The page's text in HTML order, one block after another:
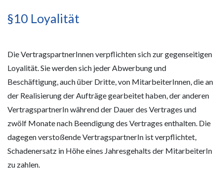
§10 Loyalität
Die VertragspartnerInnen verpflichten sich zur gegenseitigen
Loyalität. Sie werden sich jeder Abwerbung und
Beschäftigung, auch über Dritte, von MitarbeiterInnen, die an
der Realisierung der Aufträge gearbeitet haben, der anderen
VertragspartnerIn während der Dauer des Vertrages und
zwölf Monate nach Beendigung des Vertrages enthalten. Die
dagegen verstoßende VertragspartnerIn ist verpflichtet,
Schadenersatz in Höhe eines Jahresgehalts der MitarbeiterIn
zu zahlen.